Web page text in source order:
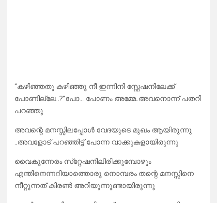
“കഴിഞ്ഞതു കഴിഞ്ഞു നീ ഇന്നിനി സ്റ്റേഷനിലേക്ക്
പോണില്ലേ..?”പോ… പോണം അമ്മേ..അവനൊന്ന് പതറി
പറഞ്ഞു
അവന്റെ മനസ്സിലപ്പോൾ വേദയുടെ മുഖം ആയിരുന്നു
..അവളോട് പറഞ്ഞിട്ട് പോന്ന വാക്കുകളായിരുന്നു
വൈകുന്നേരം സ്‌റ്റേഷനിലിരിക്കുമ്പോഴും
എന്തിനെന്നറിയാത്തൊരു നൊമ്പരം തന്റെ മനസ്സിനെ
നീറ്റുന്നത് കിരൺ അറിയുന്നുണ്ടായിരുന്നു